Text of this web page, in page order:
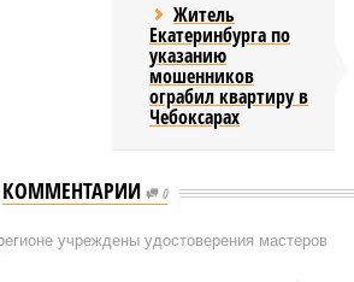
Житель
Екатеринбурга по
указанию
мошенников
ограбил квартиру в
Чебоксарах
КОММЕНТАРИИ 0
учреждены удостоверения мастеров